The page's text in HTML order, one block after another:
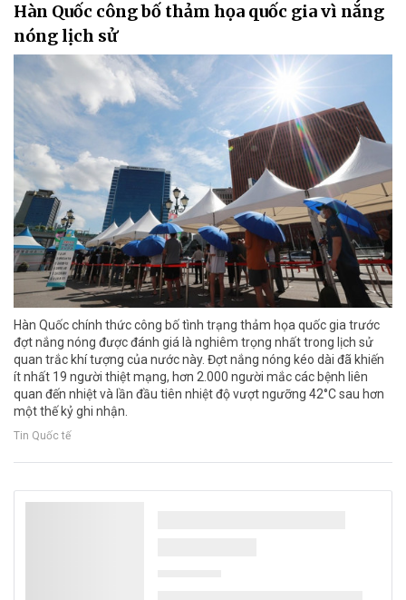
Hàn Quốc công bố thảm họa quốc gia vì nắng
nóng lịch sử
Hàn Quốc chính thức công bố tình trạng thảm họa quốc gia trước
đợt nắng nóng được đánh giá là nghiêm trọng nhất trong lịch sử
quan trắc khí tượng của nước này. Đợt nắng nóng kéo dài đã khiến
ít nhất 19 người thiệt mạng, hơn 2.000 người mắc các bệnh liên
quan đến nhiệt và lần đầu tiên nhiệt độ vượt ngưỡng 42°C sau hơn
một thế kỷ ghi nhận.
Tin Quốc tế